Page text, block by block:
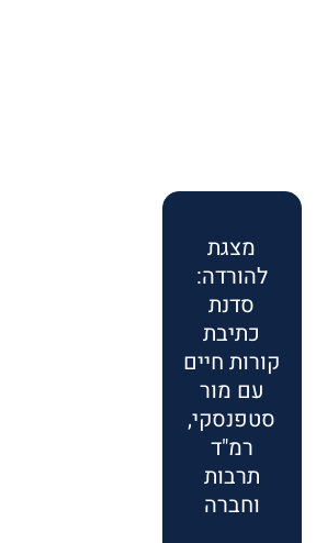
מצגת
להורדה:
סדנת
כתיבת
קורות חיים
עם מור
סטפנסקי,
רמ"ד
תרבות
וחברה